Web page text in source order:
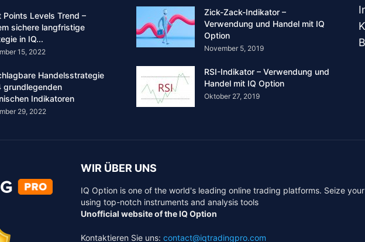
Points Levels Trend –
sichere langfristige
in IQ...
15, 2022
Handelsstrategie
grundlegenden
Indikatoren
29, 2022
Zick-Zack-Indikator –
Verwendung und Handel mit IQ
Option
November 5, 2019
RSI-Indikator – Verwendung und
Handel mit IQ Option
Oktober 27, 2019
WIR ÜBER UNS
IQ Option is one of the world's leading online trading platforms. Seize
using top-notch instruments and analysis tools
Unofficial website of the IQ Option
Kontaktieren Sie uns: contact@iqtradingpro.com